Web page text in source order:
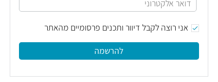
אני רוצה לקבל דיוור ותכנים פרסומיים מהאתר
להרשמה